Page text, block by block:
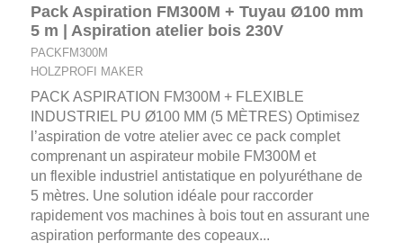
Pack Aspiration FM300M + Tuyau Ø100 mm
5 m | Aspiration atelier bois 230V
PACKFM300M
HOLZPROFI MAKER
PACK ASPIRATION FM300M + FLEXIBLE
INDUSTRIEL PU Ø100 MM (5 MÈTRES) Optimisez
l’aspiration de votre atelier avec ce pack complet
comprenant un aspirateur mobile FM300M et
un flexible industriel antistatique en polyuréthane de
5 mètres. Une solution idéale pour raccorder
rapidement vos machines à bois tout en assurant une
aspiration performante des copeaux...